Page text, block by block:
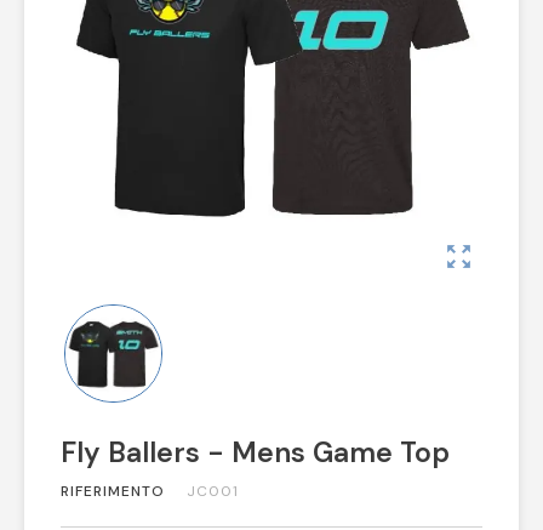
zoom_out_map
Fly Ballers - Mens Game Top
RIFERIMENTO JC001